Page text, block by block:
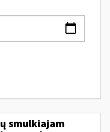
smulkiajam